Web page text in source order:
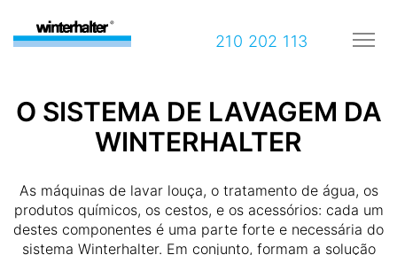
210 202 113
O SISTEMA DE LAVAGEM DA
WINTERHALTER
As máquinas de lavar louça, o tratamento de água, os
produtos químicos, os cestos, e os acessórios: cada um
destes componentes é uma parte forte e necessária do
sistema Winterhalter. Em conjunto, formam a solução